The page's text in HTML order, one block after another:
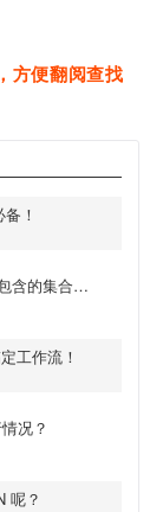
方便翻阅查找
！
强大的集合工具类，java.util.Collections中未包含的集合工具
工作流！
况？
呢？